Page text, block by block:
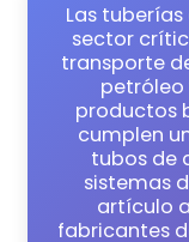
Las
sector
transporte
petróleo
productos
cumplen
tubos de
sistemas
artículo
fabricantes